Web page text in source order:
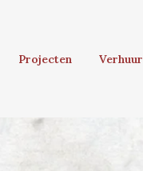
Projecten Verhuur